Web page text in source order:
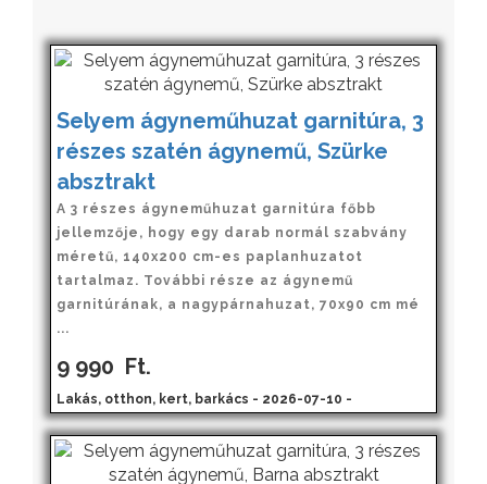
Selyem ágyneműhuzat garnitúra, 3
részes szatén ágynemű, Szürke
absztrakt
A 3 részes ágyneműhuzat garnitúra főbb
jellemzője, hogy egy darab normál szabvány
méretű, 140x200 cm-es paplanhuzatot
tartalmaz. További része az ágynemű
garnitúrának, a nagypárnahuzat, 70x90 cm mé
...
9 990 Ft.
Lakás, otthon, kert, barkács - 2026-07-10 -